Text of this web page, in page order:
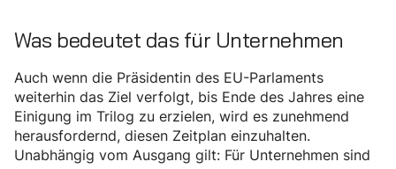
Was bedeutet das für Unternehmen
Auch wenn die Präsidentin des EU-Parlaments
weiterhin das Ziel verfolgt, bis Ende des Jahres eine
Einigung im Trilog zu erzielen, wird es zunehmend
herausfordernd, diesen Zeitplan einzuhalten.
Unabhängig vom Ausgang gilt: Für Unternehmen sind